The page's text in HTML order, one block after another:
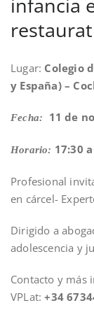
infancia
Lugar: Colegio
y España) –
Fecha: 11 de
Horario: 17:30
Profesional
en cárcel-
Dirigido a
adolescencia y
Contacto y más
VPLat:+34